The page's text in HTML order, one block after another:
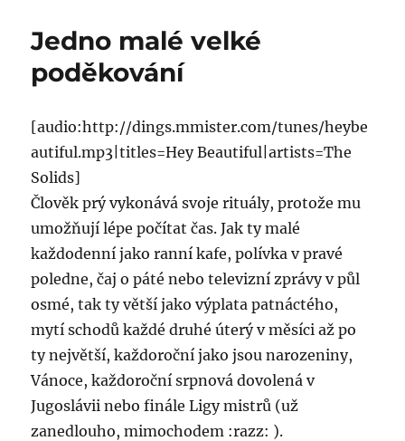
Jedno malé velké
poděkování
[audio:http://dings.mmister.com/tunes/heybe
autiful.mp3|titles=Hey Beautiful|artists=The
Solids]
Člověk prý vykonává svoje rituály, protože mu
umožňují lépe počítat čas. Jak ty malé
každodenní jako ranní kafe, polívka v pravé
poledne, čaj o páté nebo televizní zprávy v půl
osmé, tak ty větší jako výplata patnáctého,
mytí schodů každé druhé úterý v měsíci až po
ty největší, každoroční jako jsou narozeniny,
Vánoce, každoroční srpnová dovolená v
Jugoslávii nebo finále Ligy mistrů (už
zanedlouho, mimochodem :razz: ).